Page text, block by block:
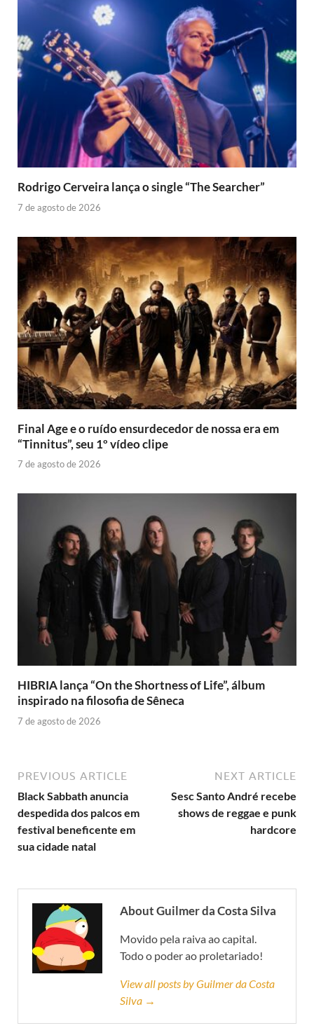
Rodrigo Cerveira lança o single “The Searcher”
7 de agosto de 2026
Final Age e o ruído ensurdecedor de nossa era em
“Tinnitus”, seu 1º vídeo clipe
7 de agosto de 2026
HIBRIA lança “On the Shortness of Life”, álbum
inspirado na filosofia de Sêneca
7 de agosto de 2026
PREVIOUS ARTICLE
Black Sabbath anuncia
despedida dos palcos em
festival beneficente em
sua cidade natal
NEXT ARTICLE
Sesc Santo André recebe
shows de reggae e punk
hardcore
About Guilmer da Costa Silva
Movido pela raiva ao capital.
Todo o poder ao proletariado!
View all posts by Guilmer da Costa
Silva →